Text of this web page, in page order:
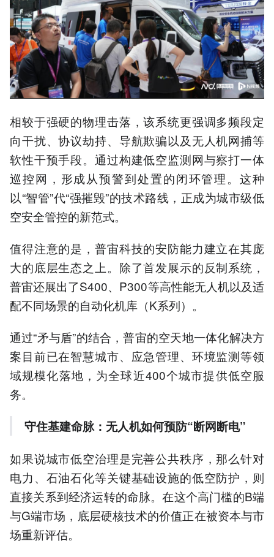
相较于强硬的物理击落，该系统更强调多频段定
向干扰、协议劫持、导航欺骗以及无人机网捕等
软性干预手段。通过构建低空监测网与察打一体
巡控网，形成从预警到处置的闭环管理。这种
以“智管”代“强摧毁”的技术路线，正成为城市级低
空安全管控的新范式。
值得注意的是，普宙科技的安防能力建立在其庞
大的底层生态之上。除了首发展示的反制系统，
普宙还展出了S400、P300等高性能无人机以及适
配不同场景的自动化机库（K系列）。
通过“矛与盾”的结合，普宙的空天地一体化解决方
案目前已在智慧城市、应急管理、环境监测等领
域规模化落地，为全球近400个城市提供低空服
务。
守住基建命脉： 无人机如何预防“断网断电”
如果说城市低空治理是完善公共秩序，那么针对
电力、石油石化等关键基础设施的低空防护，则
直接关系到经济运转的命脉。在这个高门槛的B端
与G端市场，底层硬核技术的价值正在被资本与市
场重新评估。